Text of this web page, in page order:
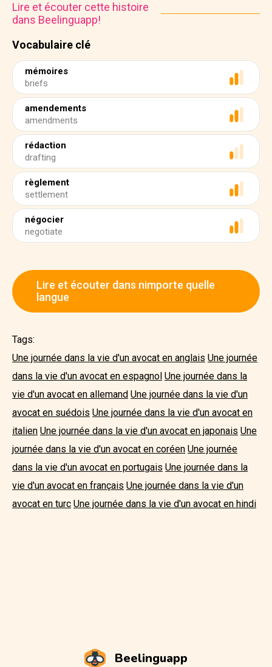
Vocabulaire clé
mémoires
briefs
amendements
amendments
rédaction
drafting
règlement
settlement
négocier
negotiate
Lire et écouter cette histoire
dans Beelinguapp!
Lire et écouter dans nimporte quelle
langue
Tags:
Une journée dans la vie d'un avocat en anglais Une journée
dans la vie d'un avocat en espagnol Une journée dans la
vie d'un avocat en allemand Une journée dans la vie d'un
avocat en suédois Une journée dans la vie d'un avocat en
italien Une journée dans la vie d'un avocat en japonais Une
journée dans la vie d'un avocat en coréen Une journée
dans la vie d'un avocat en portugais Une journée dans la
vie d'un avocat en français Une journée dans la vie d'un
avocat en turc Une journée dans la vie d'un avocat en hindi
Beelinguapp